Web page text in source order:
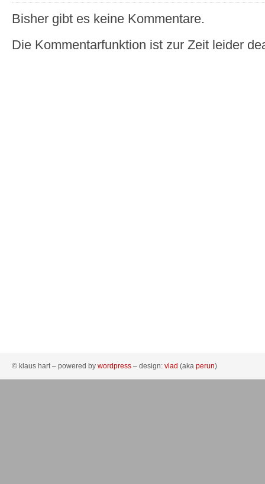
Bisher gibt es keine Kommentare.
Die Kommentarfunktion ist zur Zeit leider
© klaus hart – powered by wordpress – design: vlad (aka perun)